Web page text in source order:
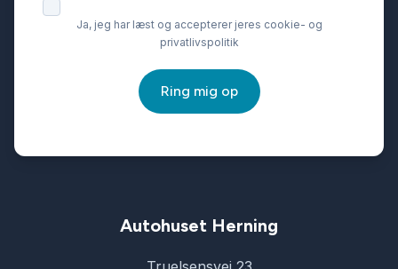
Ja, jeg har læst og accepterer jeres cookie- og
privatlivspolitik
Ring mig op
Autohuset Herning